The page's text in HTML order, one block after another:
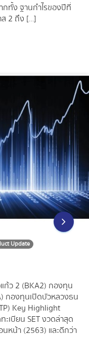
กทั้ง ฐานกำไรของปีที่
ส 2 ถึง […]
Update
ก้ว 2 (BKA2) กองทุน
กองทุนเปิดบัวหลวงธน
Key Highlight
ะเบียน SET งวดล่าสุด
หน้า (2563) และดีกว่า